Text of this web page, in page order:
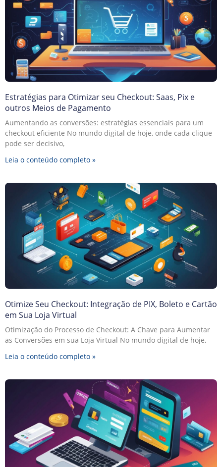
Estratégias para Otimizar seu Checkout: Saas, Pix e
outros Meios de Pagamento
Aumentando as conversões: estratégias essenciais para um
checkout eficiente No mundo digital de hoje, onde cada clique
pode ser decisivo,
Leia o conteúdo completo »
Otimize Seu Checkout: Integração de PIX, Boleto e Cartão
em Sua Loja Virtual
Otimização do Processo de Checkout: A Chave para Aumentar
as Conversões em sua Loja Virtual No mundo digital de hoje,
Leia o conteúdo completo »